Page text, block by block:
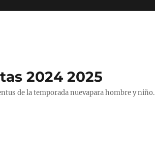
2024 2025
de la temporada nuevapara hombre y niño.